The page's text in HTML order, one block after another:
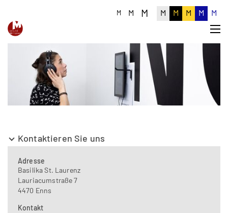
M M M M M M M M
Kontaktieren Sie uns
Adresse
Basilika St. Laurenz
Lauriacumstraße 7
4470 Enns
Kontakt